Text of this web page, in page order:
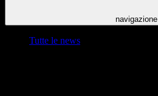
navigazione
Tutte le news